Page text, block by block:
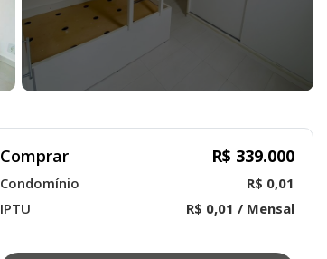
Comprar R$ 339.000
Condomínio
R$ 0,01
IPTU
R$ 0,01 / Mensal